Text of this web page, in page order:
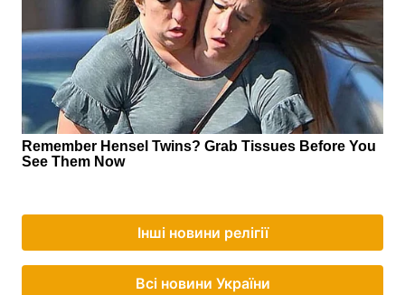
Інші новини релігії
Всі новини України